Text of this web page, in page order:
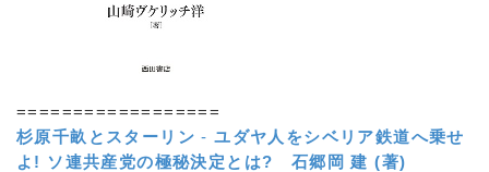
==================
杉原千畝とスターリン -ユダヤ人をシベリア鉄道へ乗せ
よ! ソ連共産党の極秘決定とは?
石郷岡 建 (著)